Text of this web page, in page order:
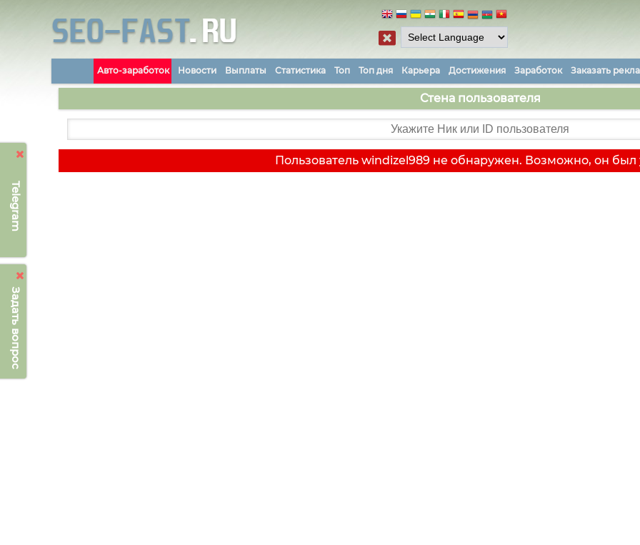
Telegram
Задать вопрос
Авто-заработок Новости Выплаты Статистика Топ Топ дня Карьера Достижения Заработок Заказать
Стена пользователя
Пользователь windizel989 не обнаружен. Возможно, он был